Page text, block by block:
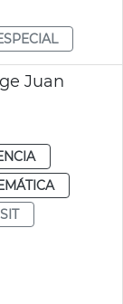
Juan